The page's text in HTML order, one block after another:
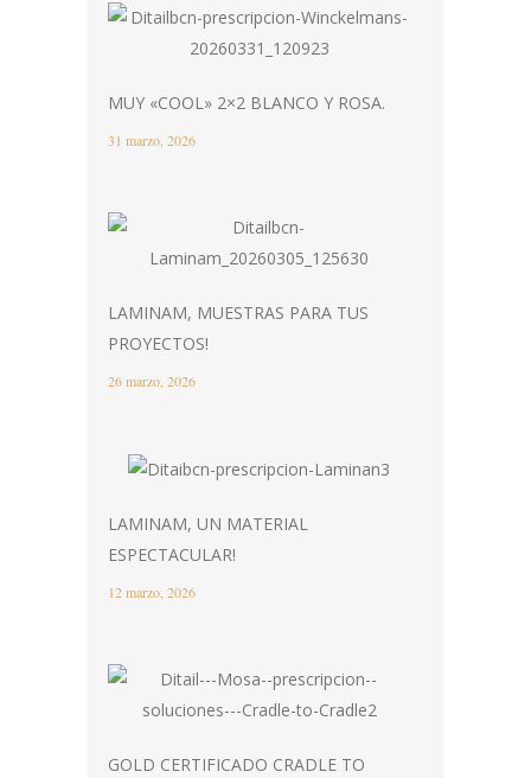
MUY «COOL» 2×2 BLANCO Y ROSA.
31 marzo, 2026
LAMINAM, MUESTRAS PARA TUS
PROYECTOS!
26 marzo, 2026
LAMINAM, UN MATERIAL
ESPECTACULAR!
12 marzo, 2026
GOLD CERTIFICADO CRADLE TO